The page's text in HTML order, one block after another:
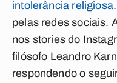
intolerância religiosa
pelas redes sociais.
nos stories do
filósofo Leandro
respondendo o